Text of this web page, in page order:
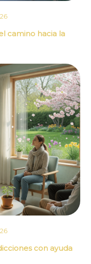
camino hacia la
con ayuda